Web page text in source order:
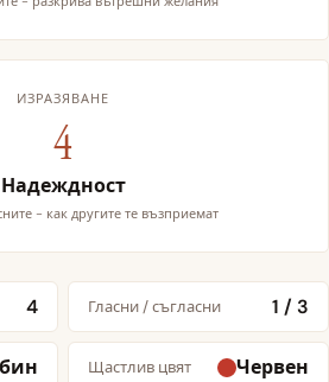
ИЗРАЗЯВАНЕ
4
Надеждност
- как другите те възприемат
4 Гласни / съгласни 1 / 3
Щастлив цвят Червен